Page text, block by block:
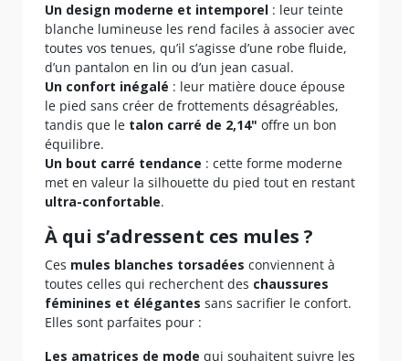
Un design moderne et intemporel : leur teinte
blanche lumineuse les rend faciles à associer avec
toutes vos tenues, qu’il s’agisse d’une robe fluide,
d’un pantalon en lin ou d’un jean casual.
Un confort inégalé : leur matière douce épouse
le pied sans créer de frottements désagréables,
tandis que le talon carré de 2,14" offre un bon
équilibre.
Un bout carré tendance : cette forme moderne
met en valeur la silhouette du pied tout en restant
ultra-confortable.
À qui s’adressent ces mules ?
Ces mules blanches torsadées conviennent à
toutes celles qui recherchent des chaussures
féminines et élégantes sans sacrifier le confort.
Elles sont parfaites pour :
Les amatrices de mode qui souhaitent suivre les